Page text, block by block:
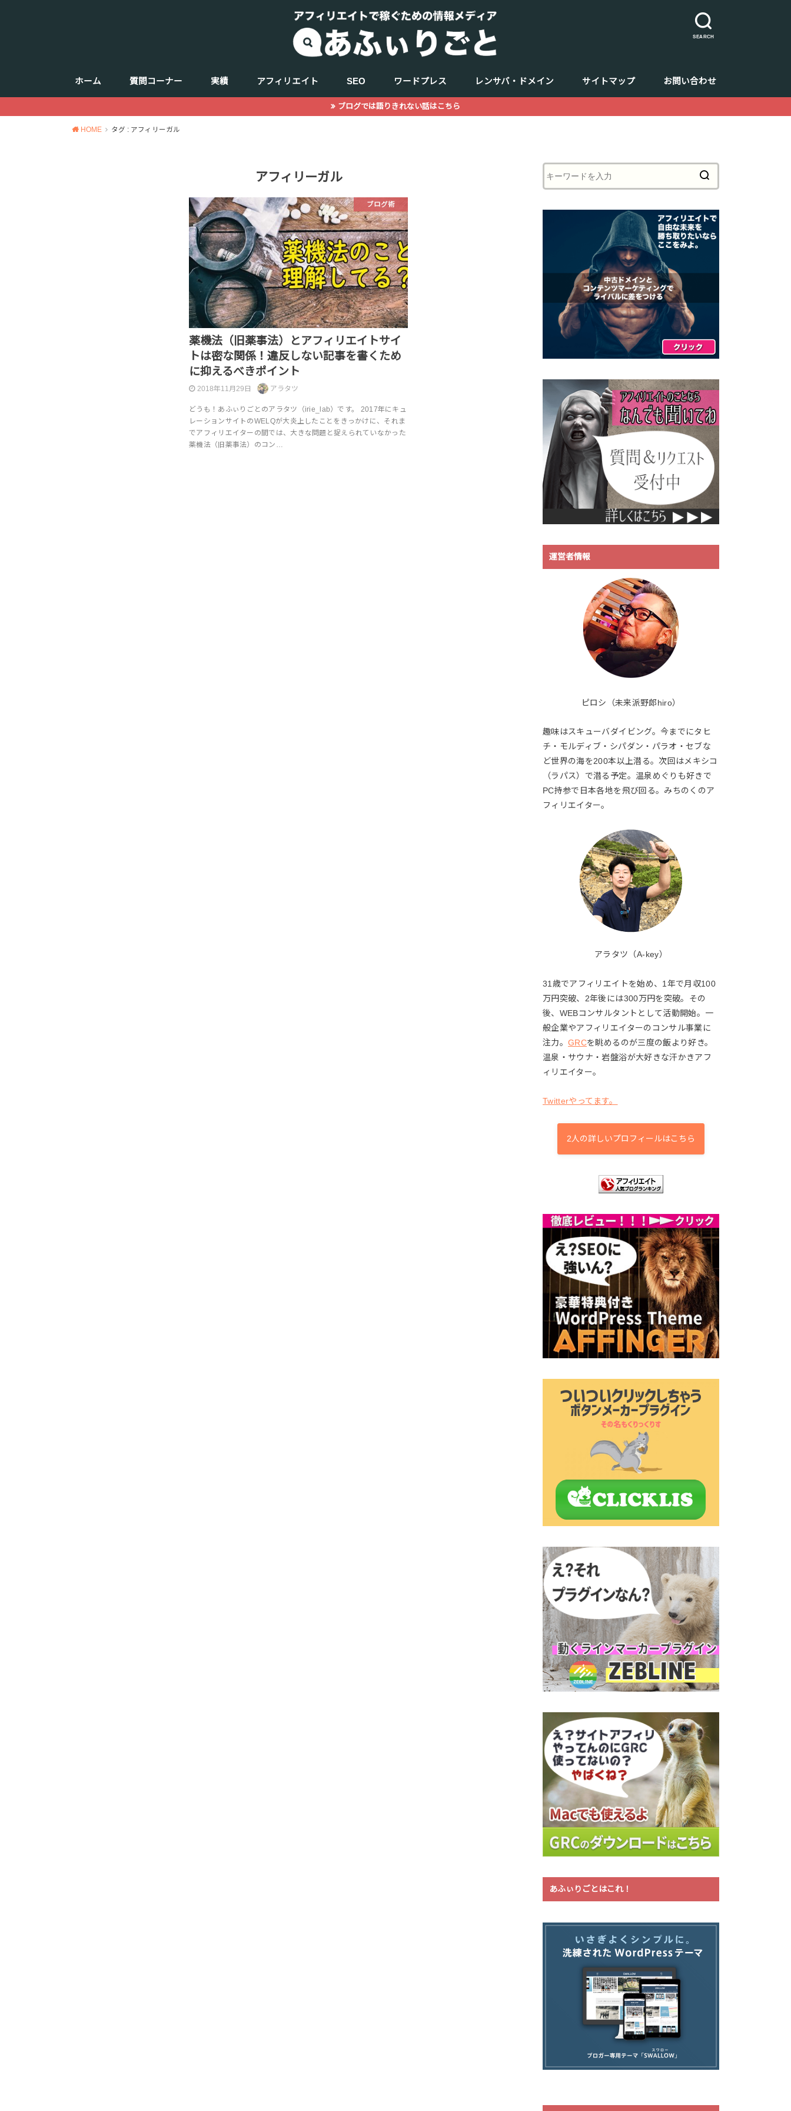
SEARCH
ホーム 質問コーナー 実績 アフィリエイト
商品（ジャンル選定）
SEO
記事の書き方
サーチコンソール
アクセス解析
ワードプレス レンサバ・ドメイン サイトマップ お問い合わせ
ブログでは語りきれない話はこちら
HOME タグ : アフィリーガル
アフィリーガル
ブログ術
薬機法（旧薬事法）とアフィリエイトサイ
トは密な関係！違反しない記事を書くため
に抑えるべきポイント
2018年11月29日 アラタツ
どうも！あふぃりごとのアラタツ（irie_lab）です。 2017年にキュ
レーションサイトのWELQが大炎上したことをきっかけに、それま
でアフィリエイターの間では、大きな問題と捉えられていなかった
薬機法（旧薬事法）のコン…
運営者情報
ピロシ（未来派野郎hiro）
趣味はスキューバダイビング。今までにタヒ
チ・モルディブ・シパダン・パラオ・セブな
ど世界の海を200本以上潜る。次回はメキシコ
（ラパス）で潜る予定。温泉めぐりも好きで
PC持参で日本各地を飛び回る。みちのくのア
フィリエイター。
アラタツ（A-key）
31歳でアフィリエイトを始め、1年で月収100
万円突破、2年後には300万円を突破。その
後、WEBコンサルタントとして活動開始。一
般企業やアフィリエイターのコンサル事業に
注力。GRCを眺めるのが三度の飯より好き。
温泉・サウナ・岩盤浴が大好きな汗かきアフ
ィリエイター。
Twitterやってます。
2人の詳しいプロフィールはこちら
あふぃりごとはこれ！